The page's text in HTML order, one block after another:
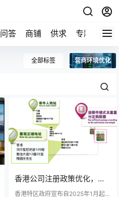
问答 商铺 供求 专题 导航
全部标签 营商环境优化
香港公司注册政策优化，企
业设立流程更便捷
香港特区政府宣布自2025年1月起优